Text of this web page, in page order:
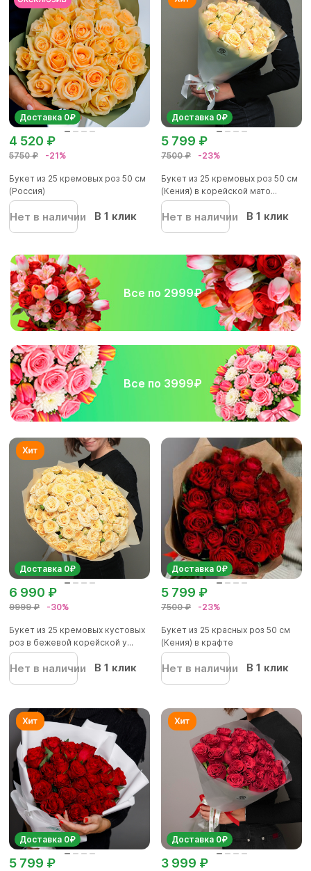
Доставка 0₽
5750 ₽ -21%
4 520 ₽
Букет из 25 кремовых роз 50 см
(Россия)
Нет в наличии В 1 клик
Доставка 0₽
7500 ₽ -23%
5 799 ₽
Букет из 25 кремовых роз 50 см
(Кения) в корейской мато...
Нет в наличии В 1 клик
Все по 2999₽
Все по 3999₽
Доставка 0₽
9999 ₽ -30%
6 990 ₽
Букет из 25 кремовых кустовых
роз в бежевой корейской у...
Нет в наличии В 1 клик
Доставка 0₽
7500 ₽ -23%
5 799 ₽
Букет из 25 красных роз 50 см
(Кения) в крафте
Нет в наличии В 1 клик
Доставка 0₽
5 799 ₽
Доставка 0₽
3 999 ₽